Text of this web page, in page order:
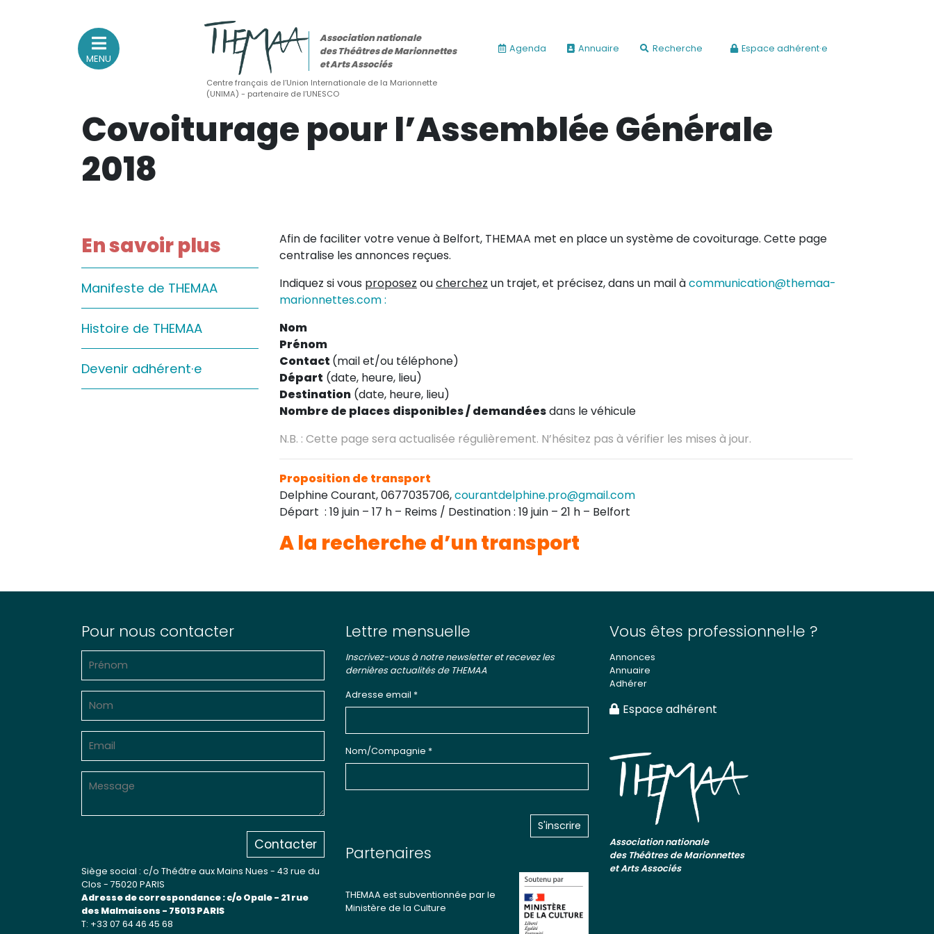
Association nationale
des Théâtres de Marionnettes
et Arts Associés
Sur le vif
(Agenda, spectacles, événements des adhérents)
Sur le fond
(Fonctionnement, gouvernance, groupes de travail, partenaires)
Sur le terrain
(Portraits, actions, collaborations)
Sur l’étagère
(Documents, études, publications)
MENU
Association nationale
des Théâtres de Marionnettes
et Arts Associés
Centre français de l’Union Internationale de la Marionnette
(UNIMA) - partenaire de l’UNESCO
Agenda Annuaire Recherche Espace adhérent·e
Covoiturage pour l’Assemblée Générale
2018
En savoir plus
Manifeste de THEMAA
Histoire de THEMAA
Devenir adhérent·e
Afin de faciliter votre venue à Belfort, THEMAA met en place un système de covoiturage. Cette page
centralise les annonces reçues.
Indiquez si vous proposez oucherchez un trajet, et précisez, dans un mail àcommunication@themaa-
marionnettes.com :
Nom
Prénom
Contact (mail et/ou téléphone)
Départ (date, heure, lieu)
Destination (date, heure, lieu)
Nombre de places disponibles / demandéesdans le véhicule
N.B. : Cette page sera actualisée régulièrement. N’hésitez pas à vérifier les mises à jour.
Proposition de transport
Delphine Courant, 0677035706,courantdelphine.pro@gmail.com
Départ : 19 juin – 17 h – Reims / Destination : 19 juin – 21 h – Belfort
A la recherche d’un transport
Pour nous contacter
Contacter
Siège social : c/o Théâtre aux Mains Nues - 43 rue du
Clos - 75020 PARIS
Adresse de correspondance : c/o Opale - 21 rue
des Malmaisons - 75013 PARIS
T: +33 07 64 46 45 68
Lettre mensuelle
Inscrivez-vous à notre newsletter et recevez les
dernières actualités de THEMAA
Adresse email *
Nom/Compagnie *
Partenaires
THEMAA est subventionnée par le
Ministère de la Culture
Vous êtes professionnel·le ?
Annonces
Annuaire
Adhérer
Espace adhérent
Association nationale
des Théâtres de Marionnettes
et Arts Associés